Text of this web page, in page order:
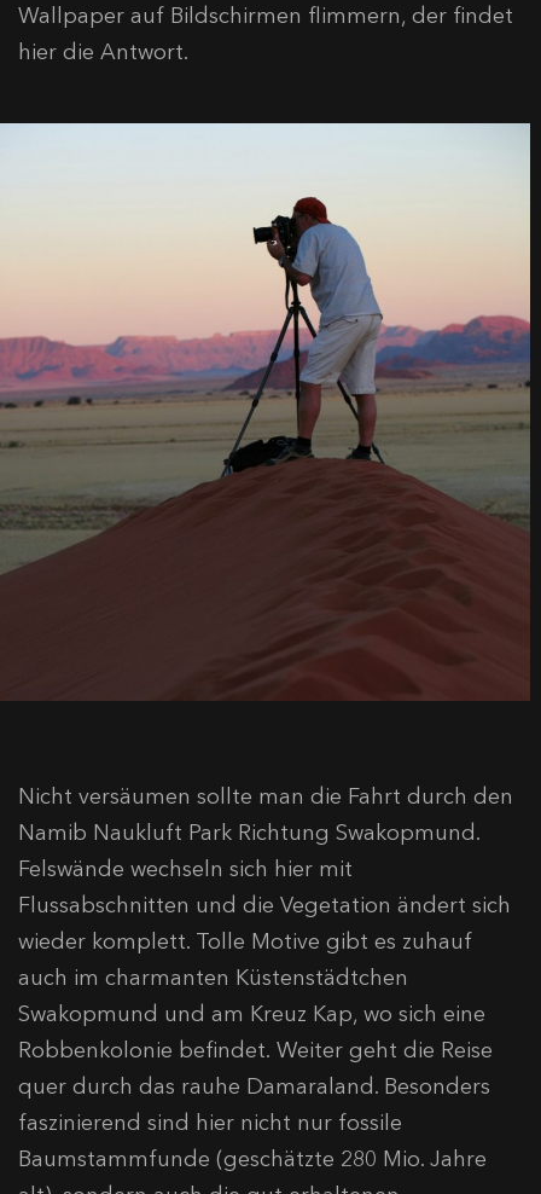
Wallpaper auf Bildschirmen flimmern, der findet
hier die Antwort.
Nicht versäumen sollte man die Fahrt durch den
Namib Naukluft Park Richtung Swakopmund.
Felswände wechseln sich hier mit
Flussabschnitten und die Vegetation ändert sich
wieder komplett. Tolle Motive gibt es zuhauf
auch im charmanten Küstenstädtchen
Swakopmund und am Kreuz Kap, wo sich eine
Robbenkolonie befindet. Weiter geht die Reise
quer durch das rauhe Damaraland. Besonders
faszinierend sind hier nicht nur fossile
Baumstammfunde (geschätzte 280 Mio. Jahre